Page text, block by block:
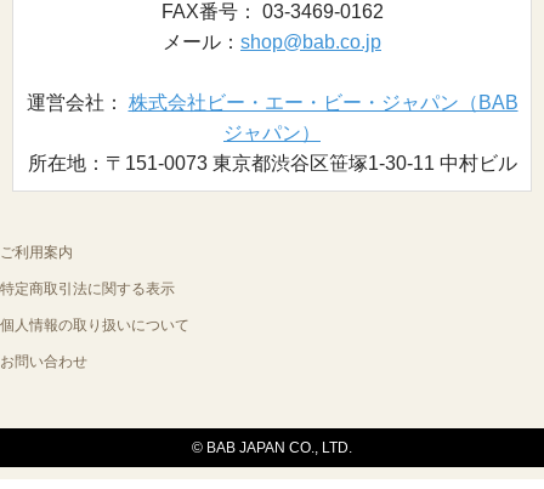
FAX番号： 03-3469-0162
メール： shop@bab.co.jp
運営会社： 株式会社ビー・エー・ビー・ジャパン（BAB
ジャパン）
所在地：〒151-0073 東京都渋谷区笹塚1-30-11 中村ビル
ご利用案内
特定商取引法に関する表示
個人情報の取り扱いについて
お問い合わせ
© BAB JAPAN CO., LTD.